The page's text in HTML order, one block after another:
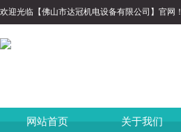
欢迎光临【佛山市达冠机电设备有限公司】官网！
网站首页 关于我们